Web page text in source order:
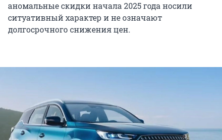
аномальные скидки начала 2025 года носили
ситуативный характер и не означают
долгосрочного снижения цен.